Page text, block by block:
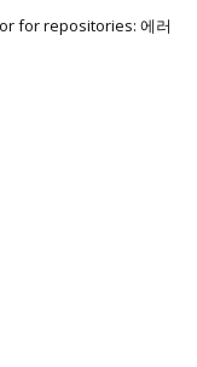
for repositories: 에러